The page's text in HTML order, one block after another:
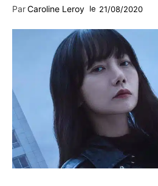
ParCaroline Leroy le 21/08/2020